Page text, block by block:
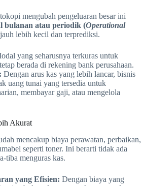
mengubah pengeluaran besar ini
bulanan atau periodik (Operational
lebih kecil dan terprediksi.
yang seharusnya terkuras untuk
berada di rekening bank perusahaan.
Dengan arus kas yang lebih lancar, bisnis
uang tunai yang tersedia untuk
membayar gaji, atau mengelola
Akurat
mencakup biaya perawatan, perbaikan,
seperti toner. Ini berarti tidak ada
tiba menguras kas.
yang Efisien: Dengan biaya yang